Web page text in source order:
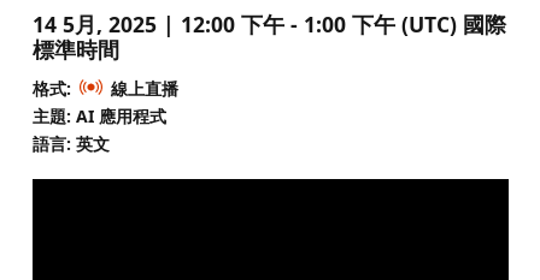
14 5月, 2025 | 12:00 下午 - 1:00 下午 (UTC) 國際
標準時間
格式:
線上直播
主題: AI 應用程式
語言: 英文